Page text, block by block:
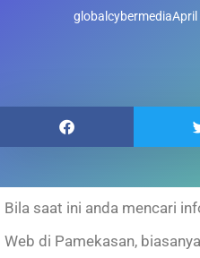
globalcybermediaApril
Bila saat ini anda mencari
Web di Pamekasan,